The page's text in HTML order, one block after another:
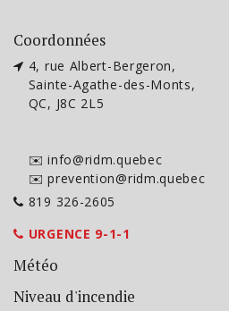
Coordonnées
4, rue Albert-Bergeron,
Sainte-Agathe-des-Monts,
QC, J8C 2L5
✉️ info@ridm.quebec
✉️ prevention@ridm.quebec
819 326-2605
URGENCE 9-1-1
Météo
Niveau d'incendie